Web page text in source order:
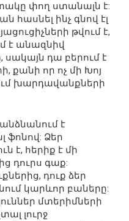
փող ստանալն է:
հասնել ինչ գնով էլ
թվում է,
է անազնիվ
սակայն դա բերում է
քանի որ ոչ մի Խոյ
խարդավանքների
է
ֆոնով: Ձեր
է, հերիք է մի
դուրս գաք:
դուք ձեր
կարևոր բաները:
մտերիմների
լուրջ